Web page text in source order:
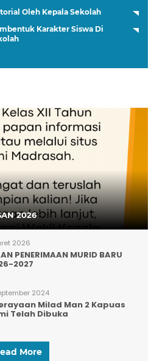
Oleh Kepala Sekolah
Karakter Siswa Di
2026
2026
PENERIMAAN MURID BARU
2027
2024
Milad Man 2 Kapuas
Telah Dibuka
More